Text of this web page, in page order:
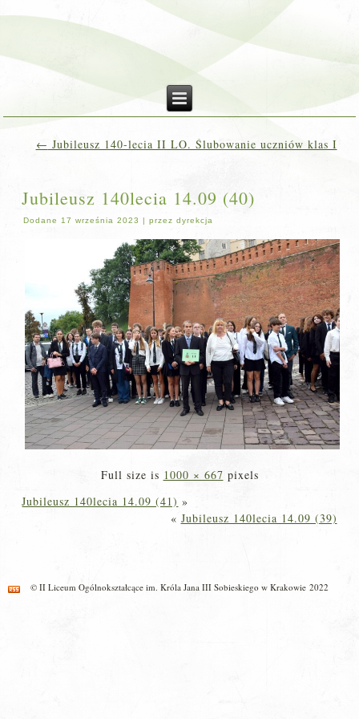
← Jubileusz 140-lecia II LO. Ślubowanie uczniów klas I
Jubileusz 140lecia 14.09 (40)
Dodane 17 września 2023 |przez dyrekcja
Full size is 1000 × 667 pixels
Jubileusz 140lecia 14.09 (41) »
« Jubileusz 140lecia 14.09 (39)
© II Liceum Ogólnokształcące im. Króla Jana III Sobieskiego w Krakowie 2022